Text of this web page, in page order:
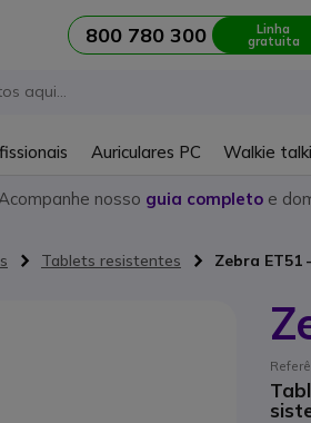
800 780 300 Linha
gratuita
Auriculares PC Walkie
Acompanhe nosso guia completo e
Tablets resistentes Zebra ET51